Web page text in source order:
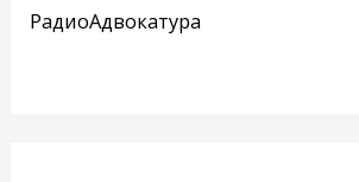
РадиоАдвокатура